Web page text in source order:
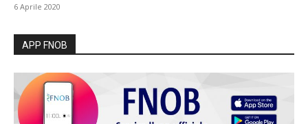
6 Aprile 2020
APP FNOB